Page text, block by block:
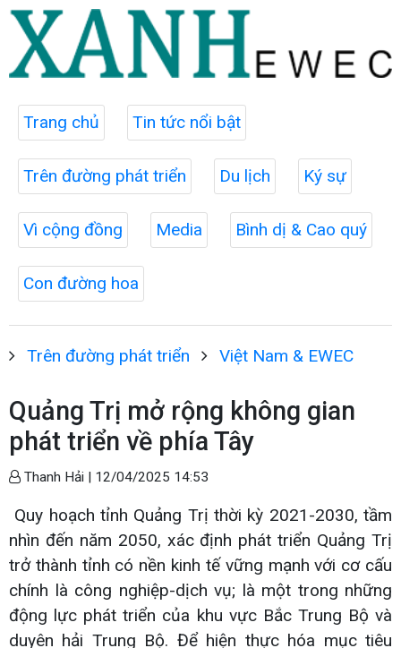
Trang chủ Tin tức nổi bật
Trên đường phát triển Du lịch Ký sự
Vì cộng đồng Media Bình dị & Cao quý
Con đường hoa
Trên đường phát triển Việt Nam & EWEC
Quảng Trị mở rộng không gian
phát triển về phía Tây
Thanh Hải | 12/04/2025 14:53
Quy hoạch tỉnh Quảng Trị thời kỳ 2021-2030, tầm
nhìn đến năm 2050, xác định phát triển Quảng Trị
trở thành tỉnh có nền kinh tế vững mạnh với cơ cấu
chính là công nghiệp-dịch vụ; là một trong những
động lực phát triển của khu vực Bắc Trung Bộ và
duyên hải Trung Bộ. Để hiện thực hóa mục tiêu